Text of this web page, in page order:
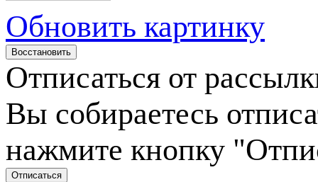
Обновить картинку
Отписаться от
Вы собираетесь
нажмите кнопку